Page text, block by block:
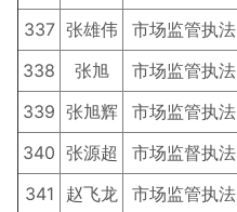
337 张雄伟 市场监管执法
338
张旭 市场监管执法
339 张旭辉 市场监管执法
340 张源超 市场监督执法
341
赵飞龙 市场监管执法